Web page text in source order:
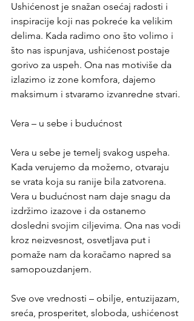
Ushićenost je snažan osećaj radosti i
inspiracije koji nas pokreće ka velikim
delima. Kada radimo ono što volimo i
što nas ispunjava, ushićenost postaje
gorivo za uspeh. Ona nas motiviše da
izlazimo iz zone komfora, dajemo
maksimum i stvaramo izvanredne stvari.
Vera – u sebe i budućnost
Vera u sebe je temelj svakog uspeha.
Kada verujemo da možemo, otvaraju
se vrata koja su ranije bila zatvorena.
Vera u budućnost nam daje snagu da
izdržimo izazove i da ostanemo
dosledni svojim ciljevima. Ona nas vodi
kroz neizvesnost, osvetljava put i
pomaže nam da koračamo napred sa
samopouzdanjem.
Sve ove vrednosti – obilje, entuzijazam,
sreća, prosperitet, sloboda, ushićenost